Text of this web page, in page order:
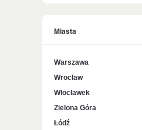
Miasta
Warszawa
Wrocław
Włocławek
Zielona Góra
Łódź